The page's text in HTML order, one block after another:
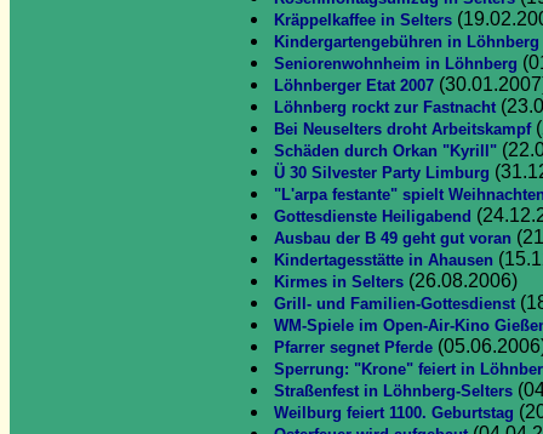
Kräppelkaffee in Selters
Kindergartengebühren in Löhnberg
Seniorenwohnheim in Löhnberg
Löhnberger Etat 2007
Löhnberg rockt zur Fastnacht
Bei Neuselters droht Arbeitskampf
Schäden durch Orkan "Kyrill"
Ü 30 Silvester Party Limburg
"L'arpa festante" spielt
Gottesdienste Heiligabend
Ausbau der B 49 geht gut voran
Kindertagesstätte in Ahausen
Kirmes in Selters (26.08.2006)
Grill- und Familien-Gottesdienst
WM-Spiele im Open-Air-Kino
Pfarrer segnet Pferde
Sperrung: "Krone" feiert in
Straßenfest in Löhnberg-Selters
Weilburg feiert 1100. Geburtstag